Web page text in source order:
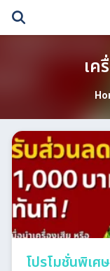
Skip
เค
โปรโมชั่นพิเศ